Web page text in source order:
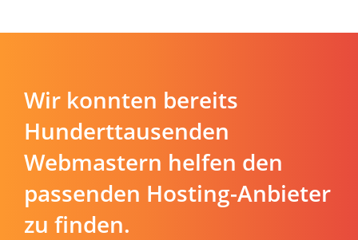
Wir konnten bereits
Hunderttausenden
Webmastern helfen den
passenden Hosting-Anbieter
zu finden.